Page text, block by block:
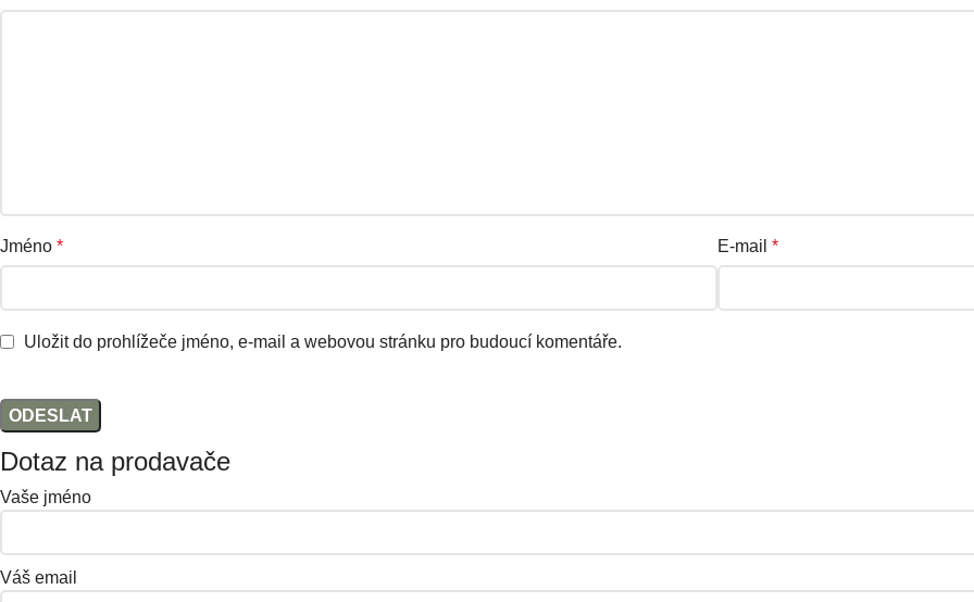
Jméno * E-mail *
Uložit do prohlížeče jméno, e-mail a webovou stránku pro budoucí komentáře.
Dotaz na prodavače
Vaše jméno
Váš email